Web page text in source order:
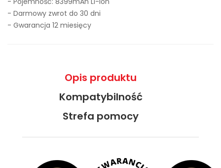
- Darmowy zwrot do 30 dni
- Gwarancja 12 miesięcy
Opis produktu
Kompatybilność
Strefa pomocy